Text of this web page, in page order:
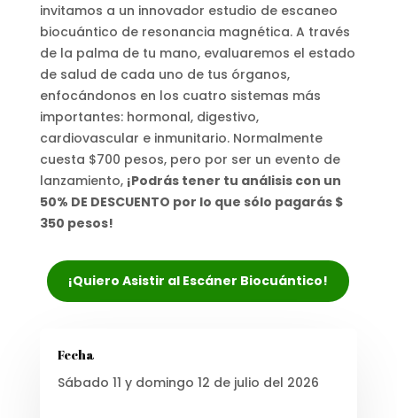
invitamos a un innovador estudio de escaneo
biocuántico de resonancia magnética. A través
de la palma de tu mano, evaluaremos el estado
de salud de cada uno de tus órganos,
enfocándonos en los cuatro sistemas más
importantes: hormonal, digestivo,
cardiovascular e inmunitario. Normalmente
cuesta $700 pesos, pero por ser un evento de
lanzamiento, ¡Podrás tener tu análisis con un
50% DE DESCUENTO por lo que sólo pagarás $
350 pesos!
¡Quiero Asistir al Escáner Biocuántico!
Fecha
Sábado 11 y domingo 12 de julio del 2026